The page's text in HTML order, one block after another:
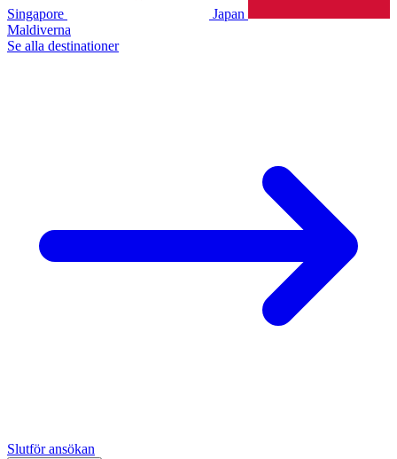
Singapore
Japan
Maldiverna
Se alla destinationer
Slutför ansökan